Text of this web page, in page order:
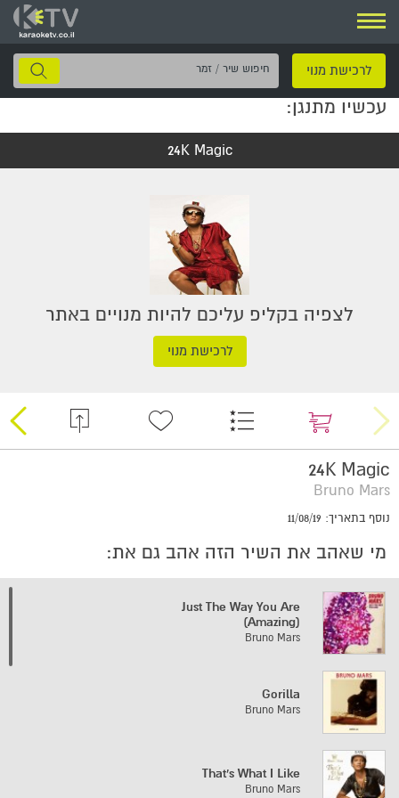
ניווט
לרכישת מנוי
חיפוש
שיר
עכשיו מתנגן:
24K Magic
לצפיה בקליפ עליכם להיות מנויים באתר
לרכישת מנוי
24K Magic
Bruno Mars
נוסף בתאריך: 11/08/19
מי שאהב את השיר הזה אהב גם את:
Just The Way You Are
(Amazing)
Bruno Mars
Gorilla
Bruno Mars
That's What I Like
Bruno Mars